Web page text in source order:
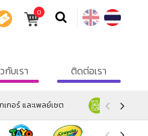
0
กับเรา ติดต่อเรา
กอร์ และเพลย์เซต ตุ๊กตา แล